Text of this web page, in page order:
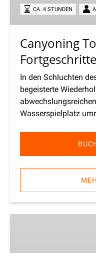
CA. 4 STUNDEN
Canyoning
In den Schluchten
begeisterte
Wasserspielplatz